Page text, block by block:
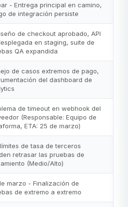
- Entrega principal en camino,
de integración persiste
de checkout aprobado, API
en staging, suite de
QA expandida
de casos extremos de pago,
del dashboard de
de timeout en webhook del
(Responsable: Equipo de
ETA: 25 de marzo)
de tasa de terceros
retrasar las pruebas de
(Medio/Alto)
marzo - Finalización de
de extremo a extremo